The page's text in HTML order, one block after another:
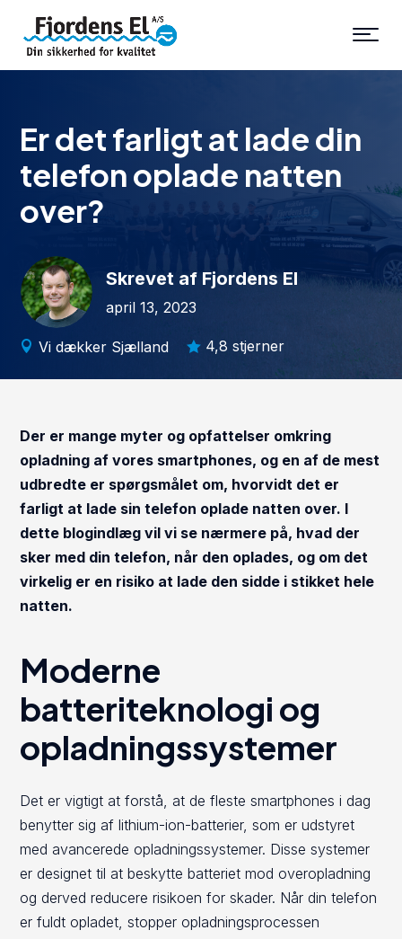
Er det farligt at lade din
telefon oplade natten
over?
Skrevet af Fjordens El
april 13, 2023
 Vi dækker Sjælland  4,8 stjerner
Der er mange myter og opfattelser omkring
opladning af vores smartphones, og en af de mest
udbredte er spørgsmålet om, hvorvidt det er
farligt at lade sin telefon oplade natten over. I
dette blogindlæg vil vi se nærmere på, hvad der
sker med din telefon, når den oplades, og om det
virkelig er en risiko at lade den sidde i stikket hele
natten.
Moderne
batteriteknologi og
opladningssystemer
Det er vigtigt at forstå, at de fleste smartphones i dag
benytter sig af lithium-ion-batterier, som er udstyret
med avancerede opladningssystemer. Disse systemer
er designet til at beskytte batteriet mod overopladning
og derved reducere risikoen for skader. Når din telefon
er fuldt opladet, stopper opladningsprocessen